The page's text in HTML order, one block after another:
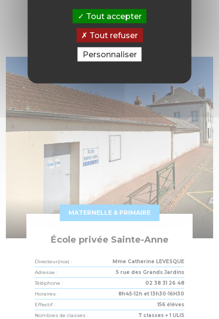
dispositif ULIS
École privée Sainte-Anne
Directeur(rice) :
Mme Catherine LEVESQUE
Adresse :
5 rue des Grands Jardins
Téléphone :
02 38 31 26 48
Horaires :
8h45-12h et 13h30-16H30
Effectif :
156 élèves
Nombres de classes :
7 classes + 1 ULIS
MATERNELLE & PRIMAIRE
Tout accepter
Tout refuser
Personnaliser